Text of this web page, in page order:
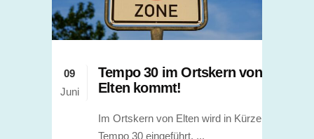
09
Juni
Tempo 30 im Ortskern von
Elten kommt!
Im Ortskern von Elten wird in Kürze
Tempo 30 eingeführt. ...